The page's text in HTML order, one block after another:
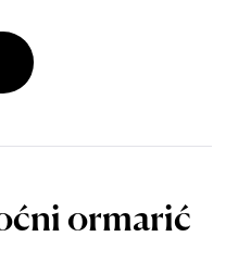
ormarić